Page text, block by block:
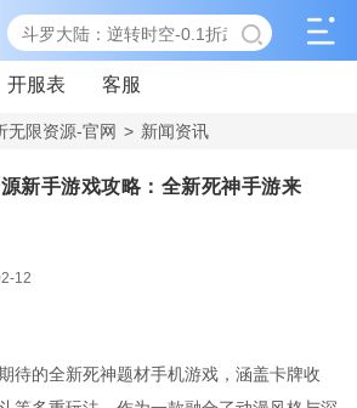
开服表 客服
无限资源-官网 > 新闻资讯
新手游戏攻略：全新死神手游来
12
待的全新死神题材手机游戏，涵盖卡牌收